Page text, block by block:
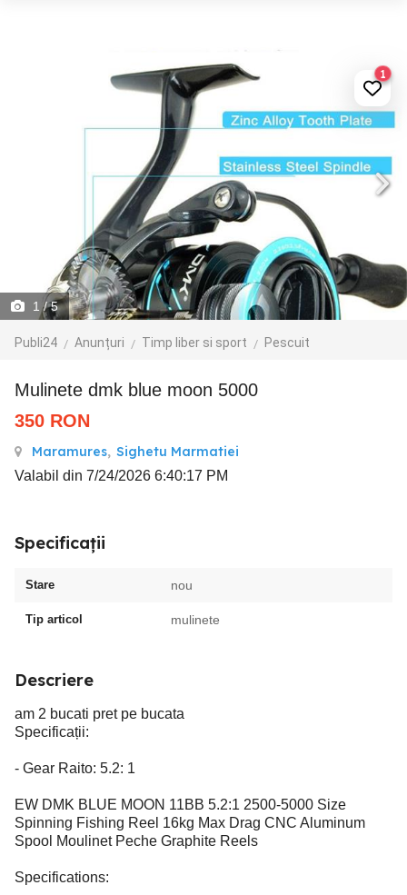
1 / 5
Publi24 Anunțuri Timp liber si sport Pescuit
1
mulinete dmk blue moon 5000
350 RON
Maramures, Sighetu Marmatiei
Valabil din 7/24/2026 6:40:17 PM
Specificații
Stare nou
Tip articol mulinete
Descriere
am 2 bucati pret pe bucata
Specificații:
- Gear Raito: 5.2: 1
EW DMK BLUE MOON 11BB 5.2:1 2500-5000 Size
Spinning Fishing Reel 16kg Max Drag CNC Aluminum
Spool Moulinet Peche Graphite Reels
Specifications: